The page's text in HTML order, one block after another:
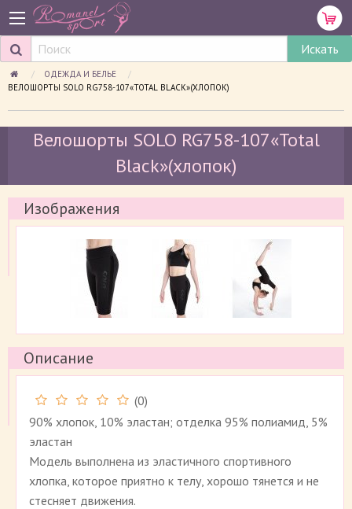
ОДЕЖДА И БЕЛЬЕ
ПРОСМАТРИВАЕМАЯ СТРАНИЦА:
ВЕЛОШОРТЫ SOLO RG758-107«TOTAL BLACK»(ХЛОПОК)
Велошорты SOLO RG758-107«Total
Black»(хлопок)
Изображения
Описание
(0)
90% хлопок, 10% эластан; отделка 95% полиамид, 5%
эластан
Модель выполнена из эластичного спортивного
хлопка, которое приятно к телу, хорошо тянется и не
стесняет движения.